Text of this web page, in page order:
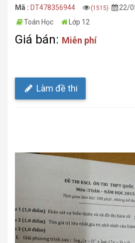
Mã : DT478356944 (1515)
22/
Toán Học
Lớp 12
Giá bán: Miễn phí
Làm đề thi